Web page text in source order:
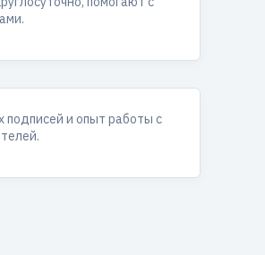
и опыт работы с